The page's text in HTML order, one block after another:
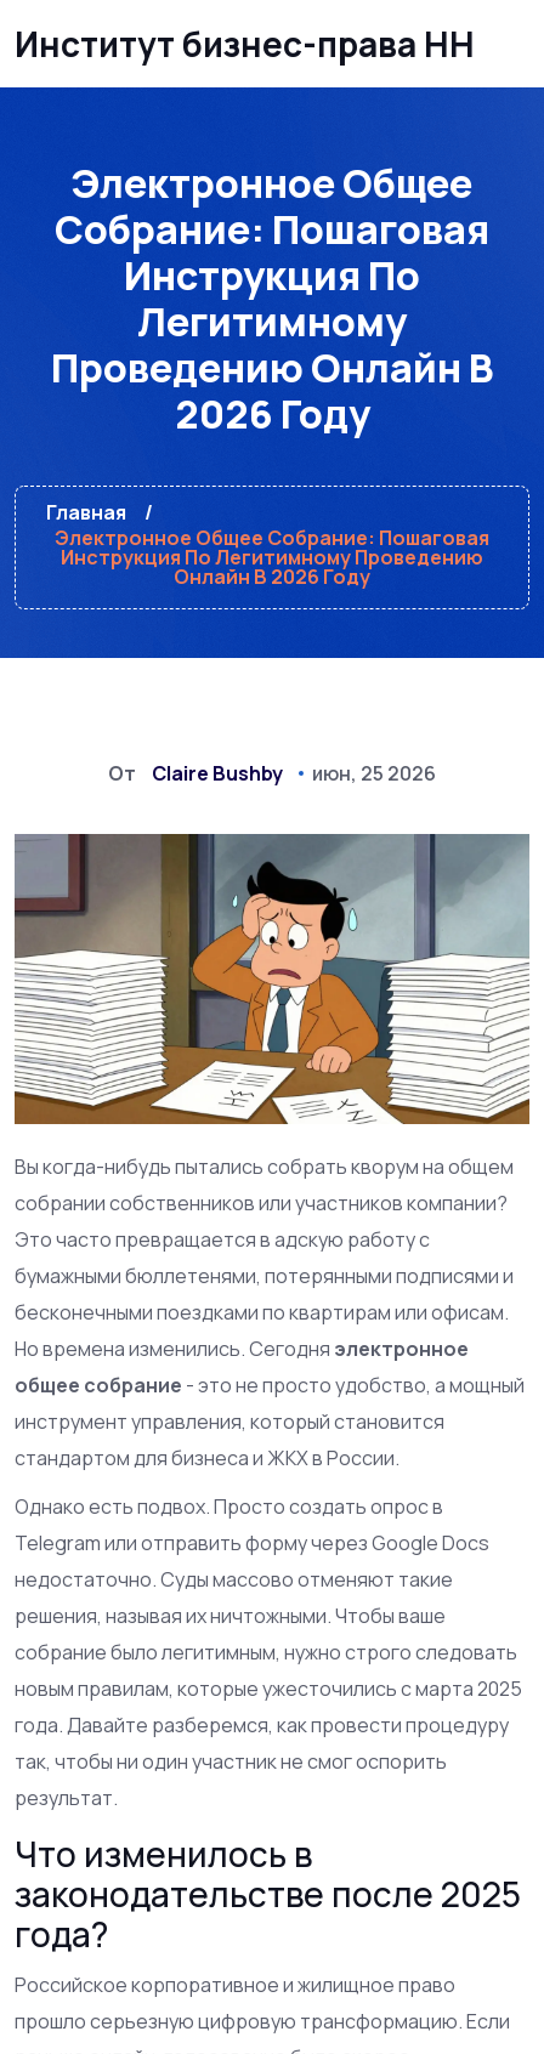
Институт бизнес-права НН
Электронное Общее
Собрание: Пошаговая
Инструкция По
Легитимному
Проведению Онлайн В
2026 Году
Главная
Электронное Общее Собрание: Пошаговая
Инструкция По Легитимному Проведению
Онлайн В 2026 Году
От Claire Bushby июн, 25 2026
Вы когда-нибудь пытались собрать кворум на общем
собрании собственников или участников компании?
Это часто превращается в адскую работу с
бумажными бюллетенями, потерянными подписями и
бесконечными поездками по квартирам или офисам.
Но времена изменились. Сегодня электронное
общее собрание - это не просто удобство, а мощный
инструмент управления, который становится
стандартом для бизнеса и ЖКХ в России.
Однако есть подвох. Просто создать опрос в
Telegram или отправить форму через Google Docs
недостаточно. Суды массово отменяют такие
решения, называя их ничтожными. Чтобы ваше
собрание было легитимным, нужно строго следовать
новым правилам, которые ужесточились с марта 2025
года. Давайте разберемся, как провести процедуру
так, чтобы ни один участник не смог оспорить
результат.
Что изменилось в
законодательстве после 2025
года?
Российское корпоративное и жилищное право
прошло серьезную цифровую трансформацию. Если